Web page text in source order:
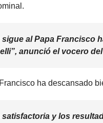
al Papa Francisco
anunció el vocero
ha descansado
y los